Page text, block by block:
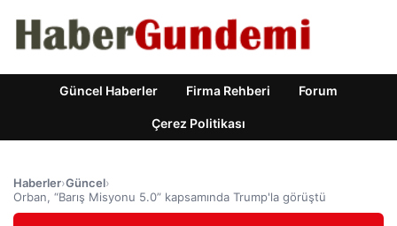
Güncel Haberler Firma Rehberi Forum
Çerez Politikası
Haberler›Güncel›
Orban, “Barış Misyonu 5.0” kapsamında Trump'la görüştü